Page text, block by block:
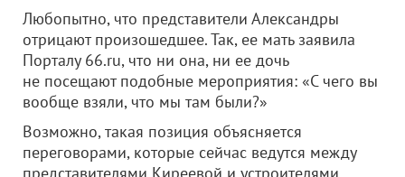
Любопытно, что представители Александры
отрицают произошедшее. Так, ее мать заявила
Порталу 66.ru, что ни она, ни ее дочь
не посещают подобные мероприятия: «С чего вы
вообще взяли, что мы там были?»
Возможно, такая позиция объясняется
переговорами, которые сейчас ведутся между